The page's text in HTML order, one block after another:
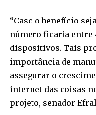
“Caso o benefício
número ficaria entre
dispositivos. Tais
importância de
assegurar o
internet das coisas
projeto, senador